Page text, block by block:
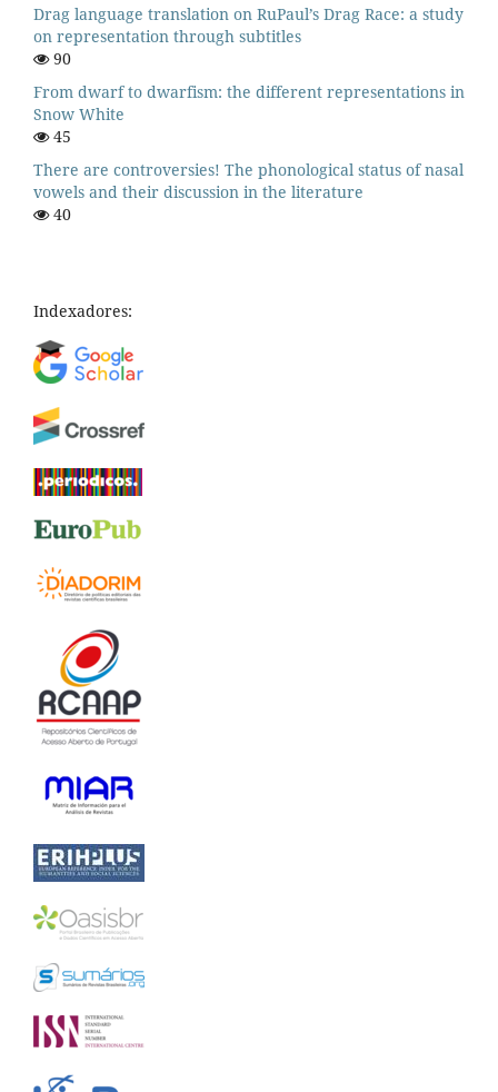
Drag language translation on RuPaul’s Drag Race: a study
on representation through subtitles
90
From dwarf to dwarfism: the different representations in
Snow White
45
There are controversies! The phonological status of nasal
vowels and their discussion in the literature
40
Indexadores: